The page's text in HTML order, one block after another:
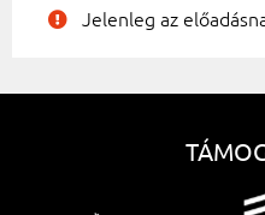
Jelenleg az